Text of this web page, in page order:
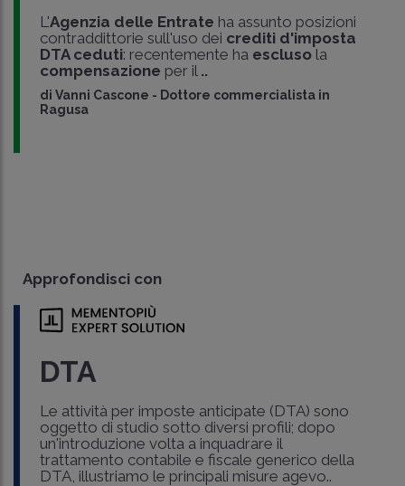
L'Agenzia delle Entrate ha assunto posizioni
contraddittorie sull'uso dei crediti d'imposta
DTA ceduti: recentemente ha esclusola
compensazione per il ..
di Vanni Cascone - Dottore commercialista in
Ragusa
Approfondisci con
DTA
Le attività per imposte anticipate (DTA) sono
oggetto di studio sotto diversi profili; dopo
un'introduzione volta a inquadrare il
trattamento contabile e fiscale generico della
DTA, illustriamo le principali misure agevo..